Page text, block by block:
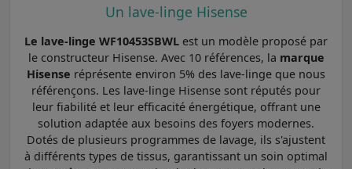
Un lave-linge Hisense
Le lave-linge WF10453SBWL est un modèle proposé par
le constructeur Hisense. Avec 10 références, la marque
Hisense réprésente environ 5% des lave-linge que nous
référençons. Les lave-linge Hisense sont réputés pour
leur fiabilité et leur efficacité énergétique, offrant une
solution adaptée aux besoins des foyers modernes.
Dotés de plusieurs programmes de lavage, ils s'ajustent
à différents types de tissus, garantissant un soin optimal